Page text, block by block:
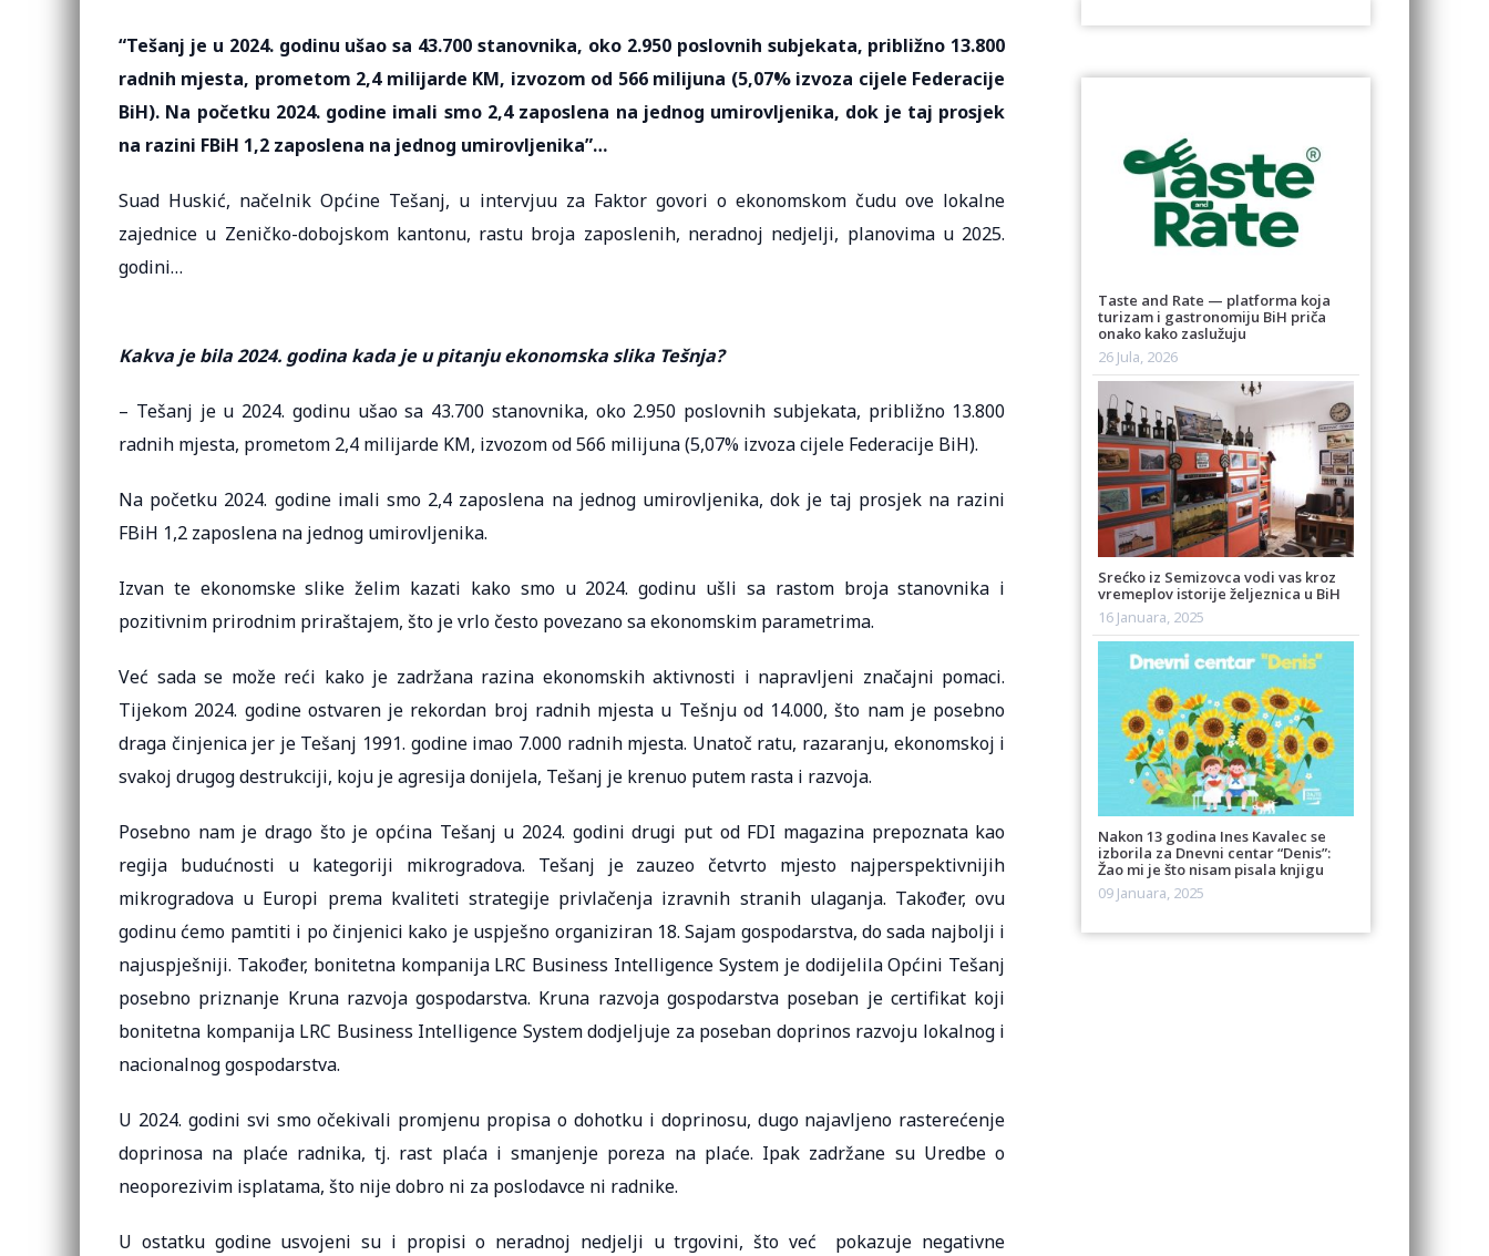
“Tešanj je u 2024. godinu ušao sa 43.700 stanovnika, oko 2.950 poslovnih subjekata, približno 13.800
radnih mjesta, prometom 2,4 milijarde KM, izvozom od 566 milijuna (5,07% izvoza cijele Federacije
BiH). Na početku 2024. godine imali smo 2,4 zaposlena na jednog umirovljenika, dok je taj prosjek
na razini FBiH 1,2 zaposlena na jednog umirovljenika”…
Suad Huskić, načelnik Općine Tešanj, u intervjuu za Faktor govori o ekonomskom čudu ove lokalne
zajednice u Zeničko-dobojskom kantonu, rastu broja zaposlenih, neradnoj nedjelji, planovima u 2025.
godini…
Kakva je bila 2024. godina kada je u pitanju ekonomska slika Tešnja?
– Tešanj je u 2024. godinu ušao sa 43.700 stanovnika, oko 2.950 poslovnih subjekata, približno 13.800
radnih mjesta, prometom 2,4 milijarde KM, izvozom od 566 milijuna (5,07% izvoza cijele Federacije BiH).
Na početku 2024. godine imali smo 2,4 zaposlena na jednog umirovljenika, dok je taj prosjek na razini
FBiH 1,2 zaposlena na jednog umirovljenika.
Izvan te ekonomske slike želim kazati kako smo u 2024. godinu ušli sa rastom broja stanovnika i
pozitivnim prirodnim priraštajem, što je vrlo često povezano sa ekonomskim parametrima.
Već sada se može reći kako je zadržana razina ekonomskih aktivnosti i napravljeni značajni pomaci.
Tijekom 2024. godine ostvaren je rekordan broj radnih mjesta u Tešnju od 14.000, što nam je posebno
draga činjenica jer je Tešanj 1991. godine imao 7.000 radnih mjesta. Unatoč ratu, razaranju, ekonomskoj i
svakoj drugog destrukciji, koju je agresija donijela, Tešanj je krenuo putem rasta i razvoja.
Posebno nam je drago što je općina Tešanj u 2024. godini drugi put od FDI magazina prepoznata kao
regija budućnosti u kategoriji mikrogradova. Tešanj je zauzeo četvrto mjesto najperspektivnijih
mikrogradova u Europi prema kvaliteti strategije privlačenja izravnih stranih ulaganja. Također, ovu
godinu ćemo pamtiti i po činjenici kako je uspješno organiziran 18. Sajam gospodarstva, do sada najbolji i
najuspješniji. Također, bonitetna kompanija LRC Business Intelligence System je dodijelila Općini Tešanj
posebno priznanje Kruna razvoja gospodarstva. Kruna razvoja gospodarstva poseban je certifikat koji
bonitetna kompanija LRC Business Intelligence System dodjeljuje za poseban doprinos razvoju lokalnog i
nacionalnog gospodarstva.
U 2024. godini svi smo očekivali promjenu propisa o dohotku i doprinosu, dugo najavljeno rasterećenje
doprinosa na plaće radnika, tj. rast plaća i smanjenje poreza na plaće. Ipak zadržane su Uredbe o
neoporezivim isplatama, što nije dobro ni za poslodavce ni radnike.
U ostatku godine usvojeni su i propisi o neradnoj nedjelji u trgovini, što već pokazuje negativne
Taste and Rate — platforma koja
turizam i gastronomiju BiH priča
onako kako zaslužuju
26 Jula, 2026
Srećko iz Semizovca vodi vas kroz
vremeplov istorije željeznica u BiH
16 Januara, 2025
Nakon 13 godina Ines Kavalec se
izborila za Dnevni centar “Denis”:
Žao mi je što nisam pisala knjigu
09 Januara, 2025